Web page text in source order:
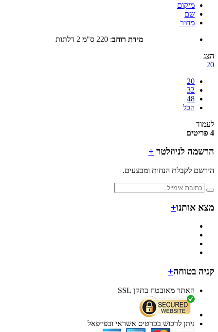
מיקום
שם
מחיר
מידת רוחב :220 ס"מ 2 דלתות
הכל
לניוזלטר+
לקבלת הנחות ומבצעים.
אותנו+
בטוחה+
האתר מאובטח בתקן SSL
ניתן לרכוש בכרטיס אשראי ובפייפאל